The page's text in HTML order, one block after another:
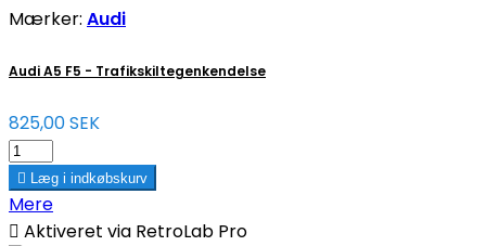
Mærker: Audi
Audi A5 F5 - Trafikskiltegenkendelse
825,00 SEK
 Læg i indkøbskurv
Mere
 Aktiveret via RetroLab Pro